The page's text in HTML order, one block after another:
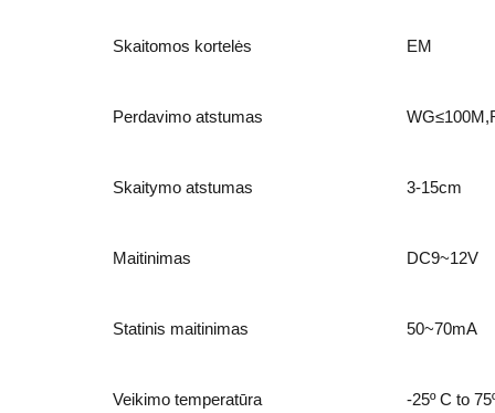
Skaitomos kortelės EM
Perdavimo atstumas
Skaitymo atstumas 3-15cm
Maitinimas DC9~12V
Statinis maitinimas 50~70mA
Veikimo temperatūra -25º C to